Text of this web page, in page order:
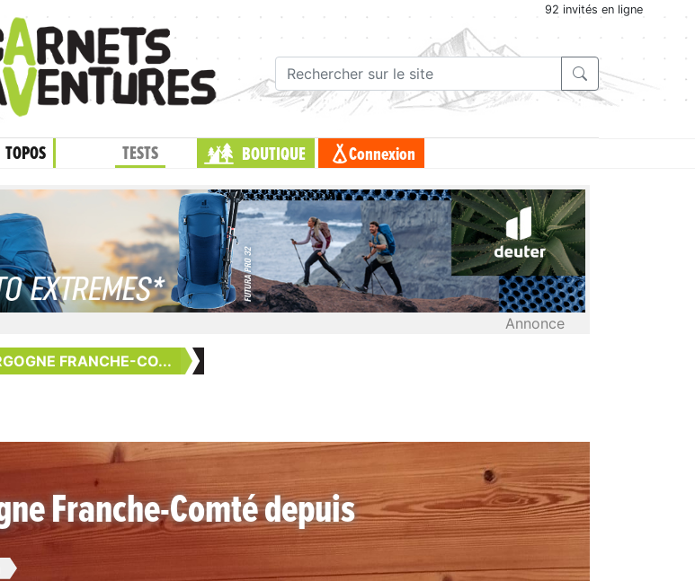
92 invités en ligne
TOPOS TESTS BOUTIQUE Connexion
Annonce
FRANCHE-CO...
Franche-Comté depuis